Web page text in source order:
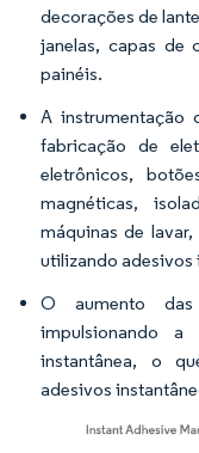
decorações de
janelas, capas de
painéis.
A instrumentação
fabricação de
eletrônicos,
magnéticas,
máquinas de
utilizando adesivos
O aumento das
impulsionando
instantânea, o
adesivos